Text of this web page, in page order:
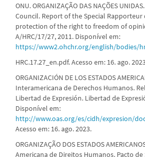
ONU. ORGANIZAÇÃO DAS NAÇÕES
Council. Report of the Special
protection of the right to freedom of
A/HRC/17/27, 2011. Disponível em:
https://www2.ohchr.org/english/bodies/
HRC.17.27_en.pdf. Acesso em: 16. ago.
ORGANIZACIÓN DE LOS ESTADOS
Interamericana de Derechos Humanos.
Libertad de Expresión. Libertad de
Disponível em:
http://www.oas.org/es/cidh/expresion/
Acesso em: 16. ago. 2023.
ORGANIZAÇÃO DOS ESTADOS
Americana de Direitos Humanos. Pacto de